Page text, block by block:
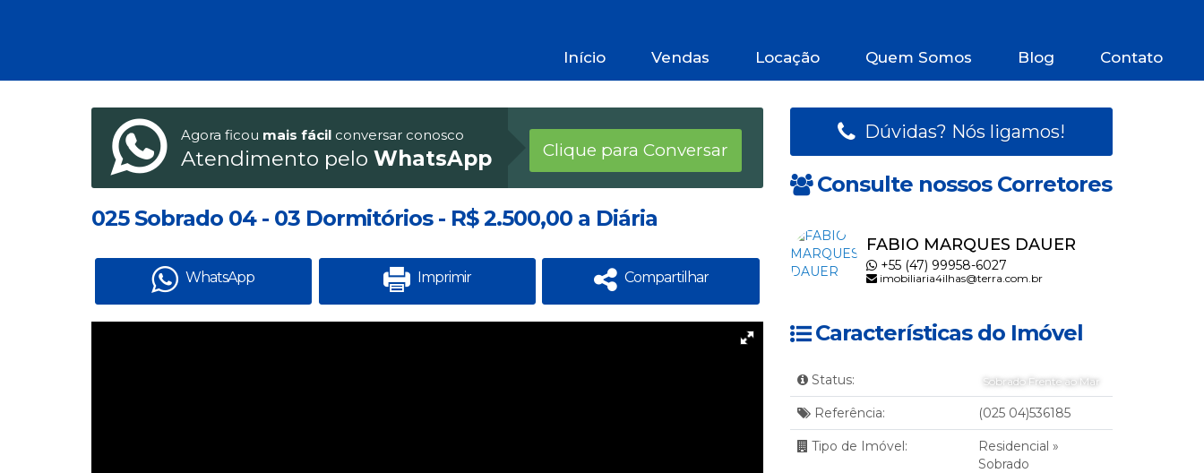
Contato
Blog
Quem Somos
Locação
Vendas
Início
Agora ficou mais fácil conversar conosco
Atendimento pelo WhatsApp Clique para Conversar
025 Sobrado 04 - 03 Dormitórios - R$ 2.500,00 a Diária
WhatsApp Imprimir Compartilhar
Dúvidas? Nós ligamos!
Consulte nossos Corretores
FABIO MARQUES DAUER
+55 (47) 99958-6027
imobiliaria4ilhas@terra.com.br
Características do Imóvel
Status: Sobrado Frente ao Mar
Referência: (025 04)536185
Tipo de Imóvel: Residencial »
Sobrado